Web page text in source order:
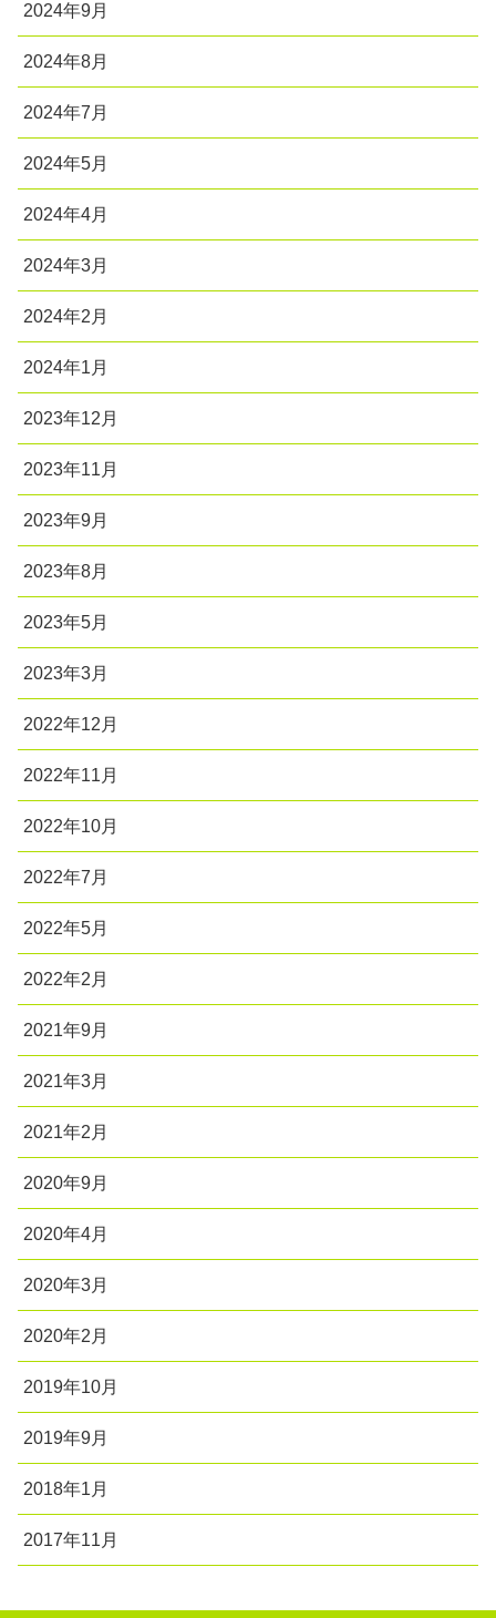
2024年9月
2024年8月
2024年7月
2024年5月
2024年4月
2024年3月
2024年2月
2024年1月
2023年12月
2023年11月
2023年9月
2023年8月
2023年5月
2023年3月
2022年12月
2022年11月
2022年10月
2022年7月
2022年5月
2022年2月
2021年9月
2021年3月
2021年2月
2020年9月
2020年4月
2020年3月
2020年2月
2019年10月
2019年9月
2018年1月
2017年11月